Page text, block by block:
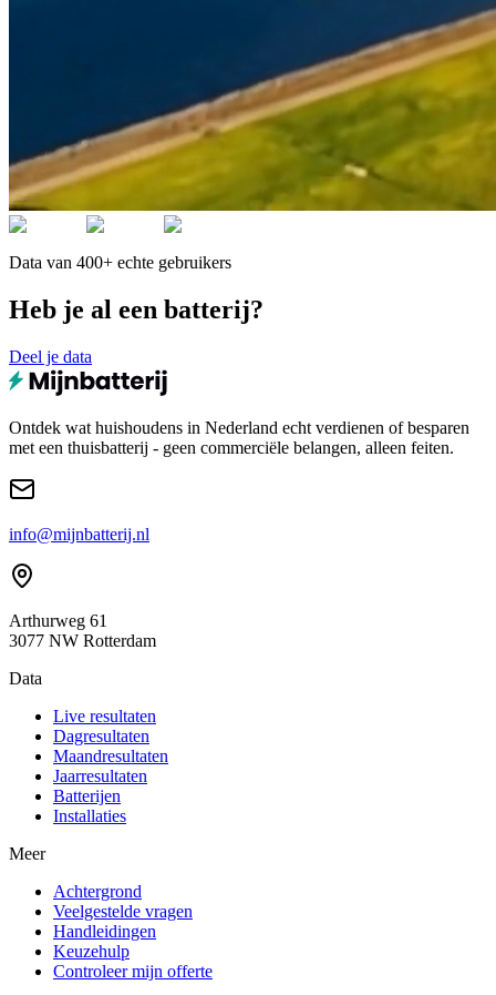
Data van 400+ echte gebruikers
Heb je al een batterij?
Deel je data
Ontdek wat huishoudens in Nederland echt verdienen of besparen
met een thuisbatterij - geen commerciële belangen, alleen feiten.
info@mijnbatterij.nl
Arthurweg 61
3077 NW Rotterdam
Data
Live resultaten
Dagresultaten
Maandresultaten
Jaarresultaten
Batterijen
Installaties
Meer
Achtergrond
Veelgestelde vragen
Handleidingen
Keuzehulp
Controleer mijn offerte